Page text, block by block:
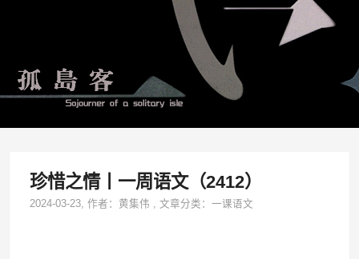
珍惜之情丨一周语文（2412）
2024-03-23, 作者：黄集伟 ,文章分类：一课语文